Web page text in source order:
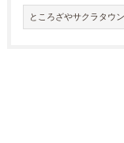
ところざやサクラタウン